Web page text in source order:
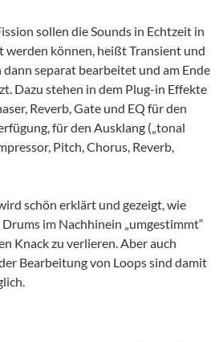
sollen die Sounds in Echtzeit in
werden können, heißt Transient und
separat bearbeitet und am Ende
Dazu stehen in dem Plug-in Effekte
Reverb, Gate und EQ für den
für den Ausklang („tonal
Pitch, Chorus, Reverb,
schön erklärt und gezeigt, wie
im Nachhinein „umgestimmt“
Knack zu verlieren. Aber auch
Bearbeitung von Loops sind damit